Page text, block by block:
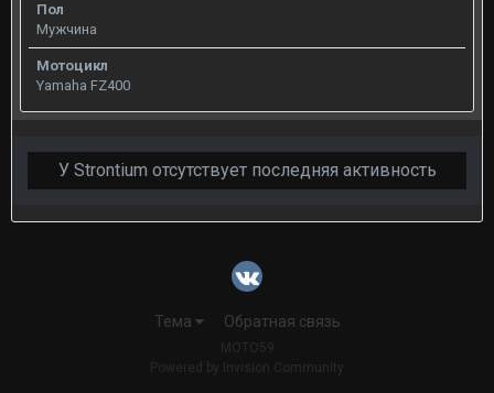
Пол
Мужчина
Мотоцикл
Yamaha FZ400
У Strontium отсутствует последняя активность
Тема Обратная связь
MOTO59
Powered by Invision Community